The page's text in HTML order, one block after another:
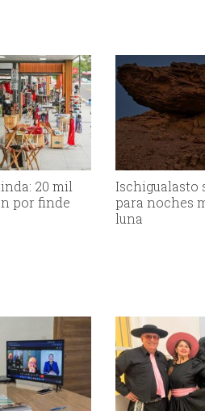
20 mil
por finde
Ischigualasto
para noches
luna